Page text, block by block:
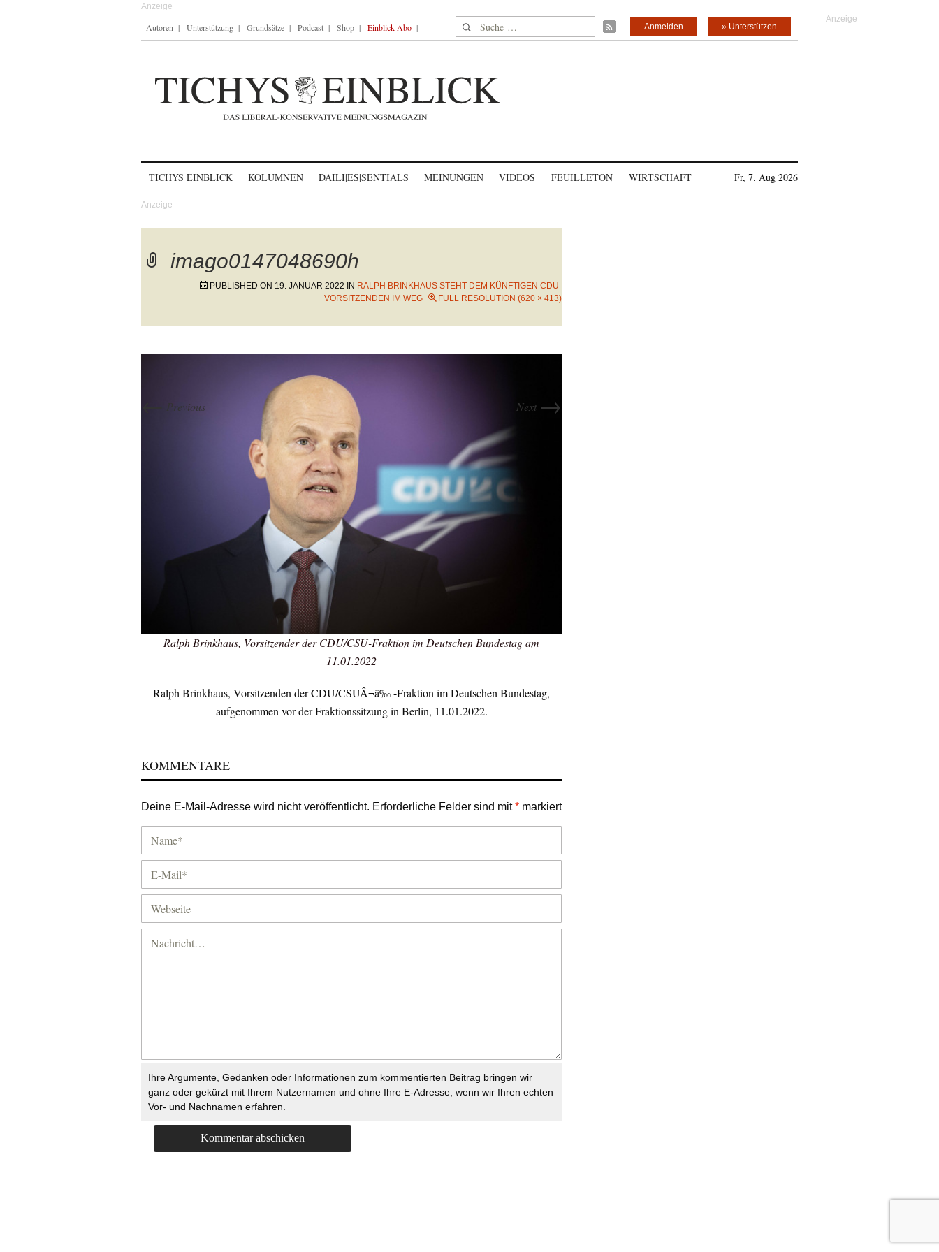
Autoren Unterstützung Grundsätze Podcast Shop Einblick-Abo Suche nach: » Unterstützen
Anmelden
TICHYS EINBLICK KOLUMNEN DAILI|ES|SENTIALS MEINUNGEN VIDEOS FEUILLETON WIRTSCHAFT Fr, 7. Aug 2026
imago0147048690h
PUBLISHED ON 19. JANUAR 2022 IN RALPH BRINKHAUS STEHT DEM KÜNFTIGEN CDU-
VORSITZENDEN IM WEG
FULL RESOLUTION (620 × 413)
Previous Next →
Ralph Brinkhaus, Vorsitzender der CDU/CSU-Fraktion im Deutschen Bundestag am
11.01.2022
Ralph Brinkhaus, Vorsitzenden der CDU/CSUÂ¬â‰ -Fraktion im Deutschen Bundestag,
aufgenommen vor der Fraktionssitzung in Berlin, 11.01.2022.
KOMMENTARE
Deine E-Mail-Adresse wird nicht veröffentlicht. Erforderliche Felder sind mit* markiert
Ihre Argumente, Gedanken oder Informationen zum kommentierten Beitrag bringen wir
ganz oder gekürzt mit Ihrem Nutzernamen und ohne Ihre E-Adresse, wenn wir Ihren echten
Vor- und Nachnamen erfahren.